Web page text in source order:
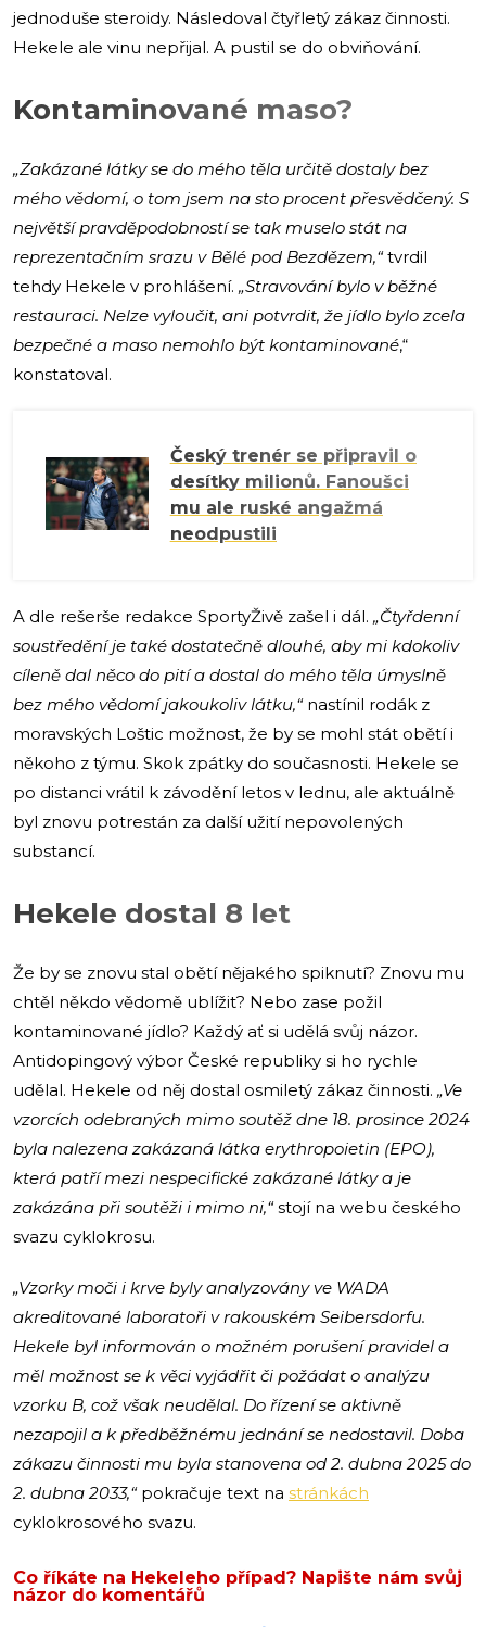
jednoduše steroidy. Následoval čtyřletý zákaz činnosti.
Hekele ale vinu nepřijal. A pustil se do obviňování.
Kontaminované maso?
„Zakázané látky se do mého těla určitě dostaly bez
mého vědomí, o tom jsem na sto procent přesvědčený. S
největší pravděpodobností se tak muselo stát na
reprezentačním srazu v Bělé pod Bezdězem,“tvrdil
tehdy Hekele v prohlášení. „Stravování bylo v běžné
restauraci. Nelze vyloučit, ani potvrdit, že jídlo bylo zcela
bezpečné a maso nemohlo být kontaminované,“
konstatoval.
Český trenér se připravil o
desítky milionů. Fanoušci
mu ale ruské angažmá
neodpustili
A dle rešerše redakce SportyŽivě zašel i dál. „Čtyřdenní
soustředění je také dostatečně dlouhé, aby mi kdokoliv
cíleně dal něco do pití a dostal do mého těla úmyslně
bez mého vědomí jakoukoliv látku,“ nastínil rodák z
moravských Loštic možnost, že by se mohl stát obětí i
někoho z týmu. Skok zpátky do současnosti. Hekele se
po distanci vrátil k závodění letos v lednu, ale aktuálně
byl znovu potrestán za další užití nepovolených
substancí.
Hekele dostal 8 let
Že by se znovu stal obětí nějakého spiknutí? Znovu mu
chtěl někdo vědomě ublížit? Nebo zase požil
kontaminované jídlo? Každý ať si udělá svůj názor.
Antidopingový výbor České republiky si ho rychle
udělal. Hekele od něj dostal osmiletý zákaz činnosti. „Ve
vzorcích odebraných mimo soutěž dne 18. prosince 2024
byla nalezena zakázaná látka erythropoietin (EPO),
která patří mezi nespecifické zakázané látky a je
zakázána při soutěži i mimo ni,“stojí na webu českého
svazu cyklokrosu.
„Vzorky moči i krve byly analyzovány ve WADA
akreditované laboratoři v rakouském Seibersdorfu.
Hekele byl informován o možném porušení pravidel a
měl možnost se k věci vyjádřit či požádat o analýzu
vzorku B, což však neudělal. Do řízení se aktivně
nezapojil a k předběžnému jednání se nedostavil. Doba
zákazu činnosti mu byla stanovena od 2. dubna 2025 do
2. dubna 2033,“pokračuje text na stránkách
cyklokrosového svazu.
Co říkáte na Hekeleho případ? Napište nám svůj
názor do komentářů